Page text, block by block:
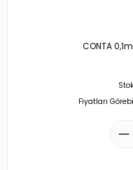
CONTA
Fiyatları